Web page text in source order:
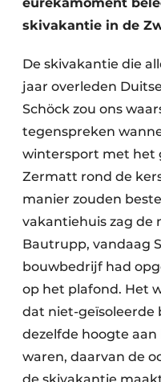
HVAC
Renovatie
Software
Toegangscontrole
Veiligheid &
Zonwering
skivakantie in de
De skivakantie die
jaar overleden
Schöck zou ons
tegenspreken
wintersport met het
Zermatt rond de
manier zouden
vakantiehuis zag de
Bautrupp, vandaag
bouwbedrijf had
op het plafond. Het
dat niet-geïsoleerde
dezelfde hoogte
waren, daarvan de